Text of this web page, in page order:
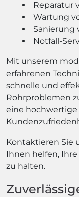
Reparatur
Wartung
Sanierung
Notfall-
Mit unserem
erfahrenen
schnelle und
Rohrproblemen
eine hochwertige
Kontaktieren Sie
Ihnen helfen,
zu halten.